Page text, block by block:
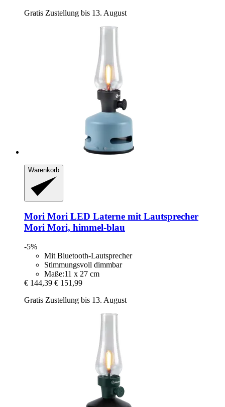
Gratis Zustellung bis 13. August
Warenkorb
Mori Mori LED Laterne mit Lautsprecher
Mori Mori, himmel-​blau
-5%
Mit Bluetooth-Lautsprecher
Stimmungsvoll dimmbar
Maße:11 x 27 cm
€ 144,39 € 151,99
Gratis Zustellung bis 13. August